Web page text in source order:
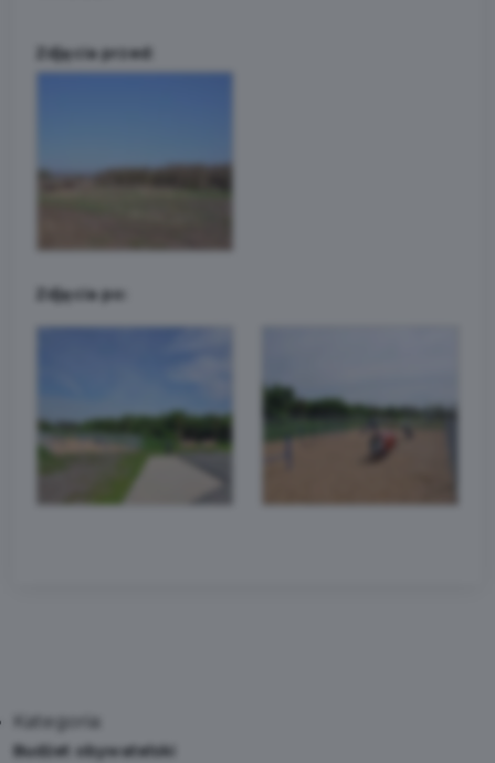
Zdjęcia przed:
Zdjęcia po:
Kategoria:
Budżet obywatelski